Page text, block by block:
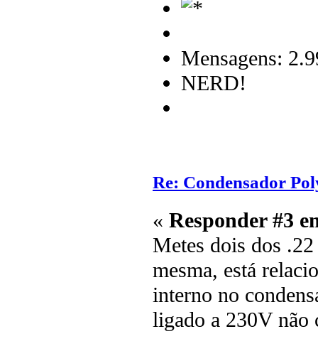
Mensagens:
NERD!
Re: Condensador
« Responder #3
Metes dois dos
mesma, está
interno no
ligado a 230V não